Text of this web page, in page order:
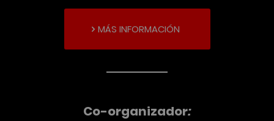
MÁS INFORMACIÓN
Co-organizador: